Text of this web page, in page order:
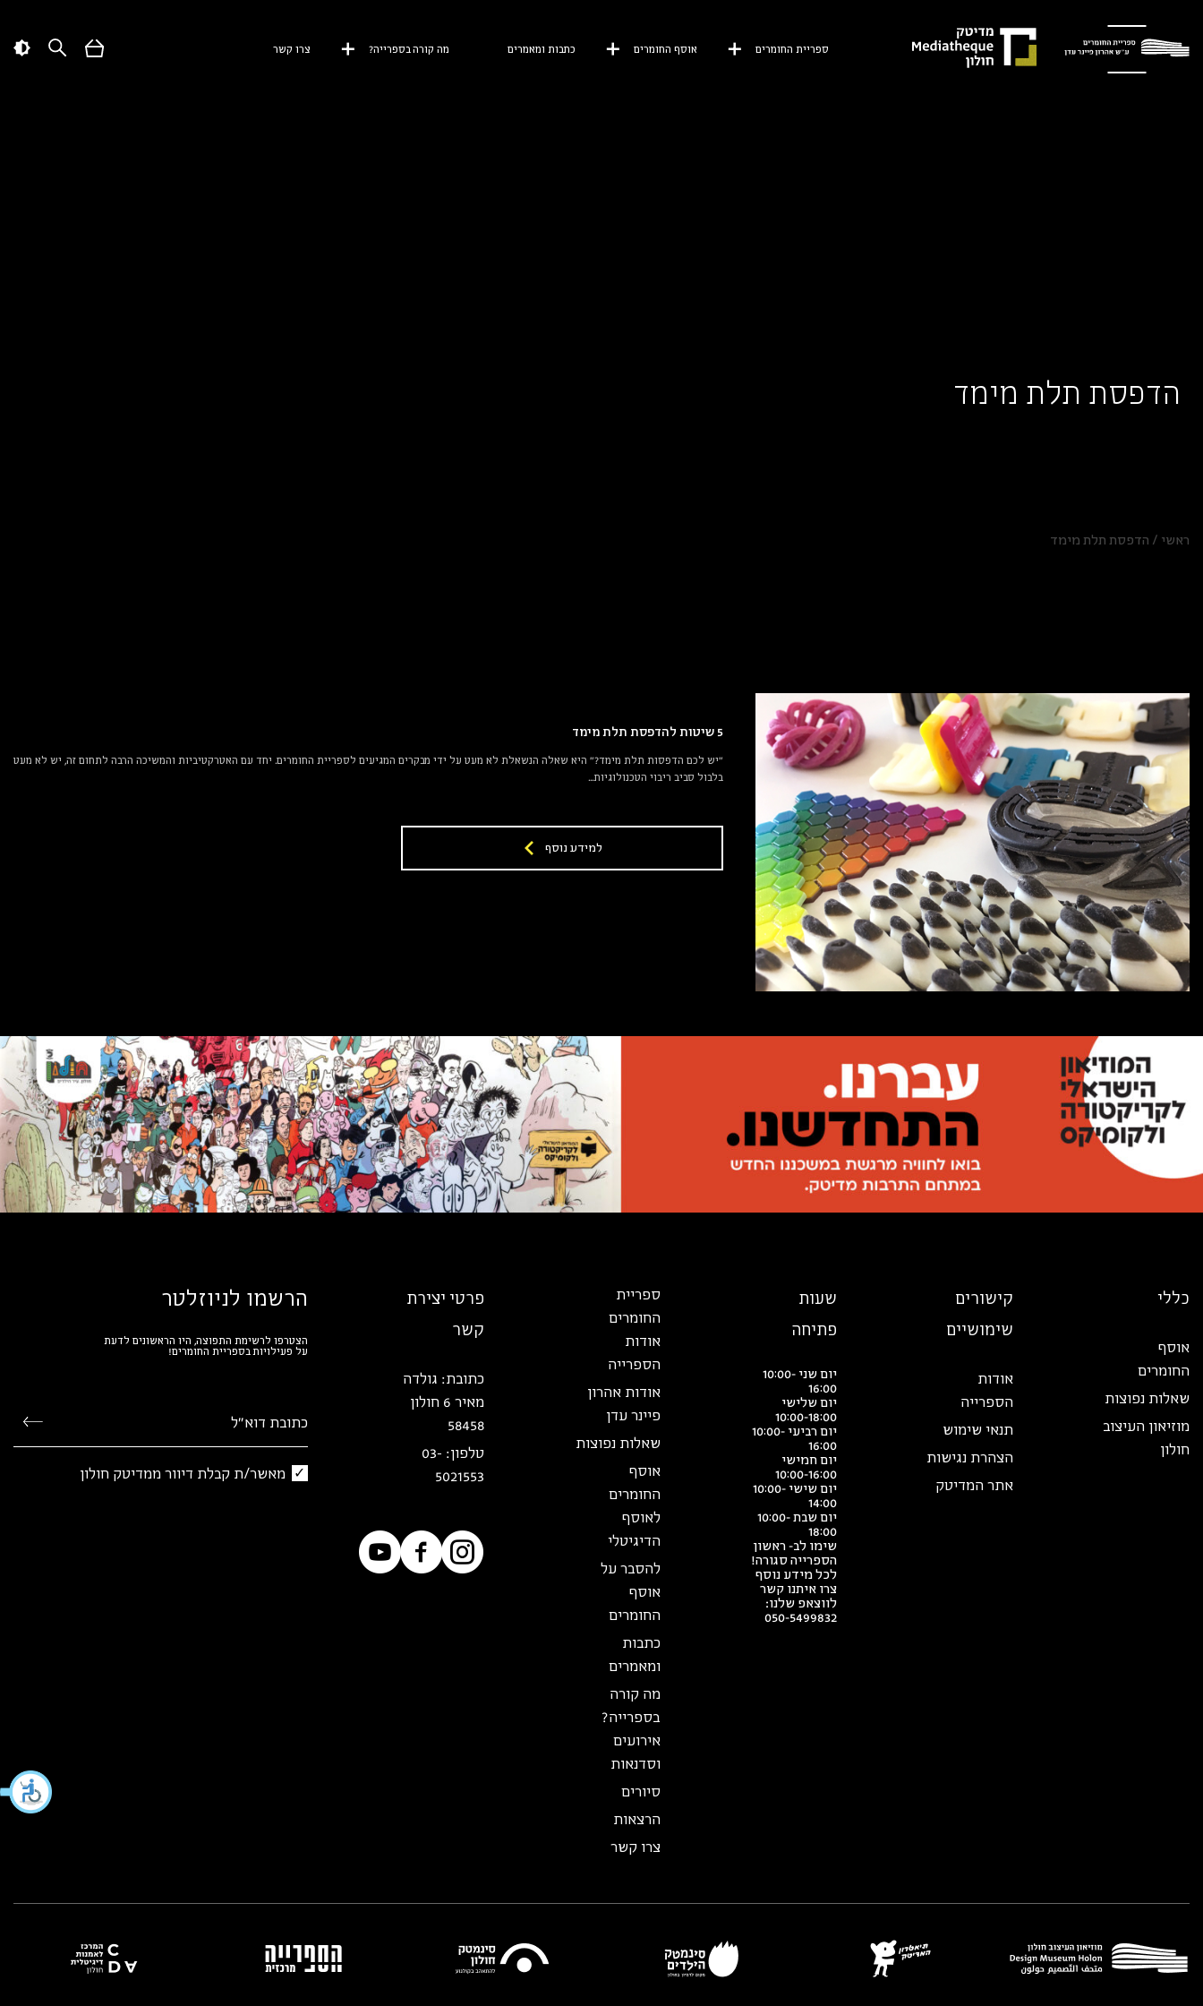
ספריית החומרים אוסף החומרים כתבות ומאמרים מה קורה בספרייה? צרו קשר
הדפסת תלת מימד
ראשי / הדפסת תלת מימד
5 שיטות להדפסת תלת מימד
"יש לכם הדפסות תלת מימד?" היא שאלה הנשאלת לא מעט על ידי מבקרים המגיעים לספריית החומרים. יחד עם האטרקטיביות והמשיכה הרבה לתחום זה, יש לא מעט
בלבול סביב ריבוי הטכנולוגיות...
למידע נוסף
כללי
אוסף
החומרים
שאלות נפוצות
מוזיאון העיצוב
חולון
קישורים
שימושיים
אודות
הספרייה
תנאי שימוש
הצהרת נגישות
אתר המדיטק
שעות
פתיחה
יום שני 10:00-
16:00
יום שלישי
10:00-18:00
יום רביעי 10:00-
16:00
יום חמישי
10:00-16:00
יום שישי 10:00-
14:00
יום שבת 10:00-
18:00
שימו לב- ראשון
הספרייה סגורה!
לכל מידע נוסף
צרו איתנו קשר
לווצאפ שלנו:
050-5499832
ספריית
החומרים
אודות
הספרייה
אודות אהרון
פיינר עדן
שאלות נפוצות
אוסף
החומרים
לאוסף
הדיגיטלי
להסבר על
אוסף
החומרים
כתבות
ומאמרים
מה קורה
בספרייה?
אירועים
וסדנאות
סיורים
הרצאות
צרו קשר
פרטי יצירת
קשר
כתובת: גולדה
מאיר 6 חולון
58458
טלפון: 03-
5021553
הרשמו לניוזלטר
הצטרפו לרשימת התפוצה, היו הראשונים לדעת
על פעילויות בספריית החומרים!
מאשר/ת קבלת דיוור ממדיטק חולון